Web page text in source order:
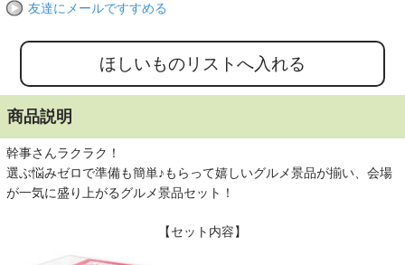
友達にメールですすめる
商品説明
幹事さんラクラク！
選ぶ悩みゼロで準備も簡単♪もらって嬉しいグルメ景品が揃い、会場
が一気に盛り上がるグルメ景品セット！
【セット内容】